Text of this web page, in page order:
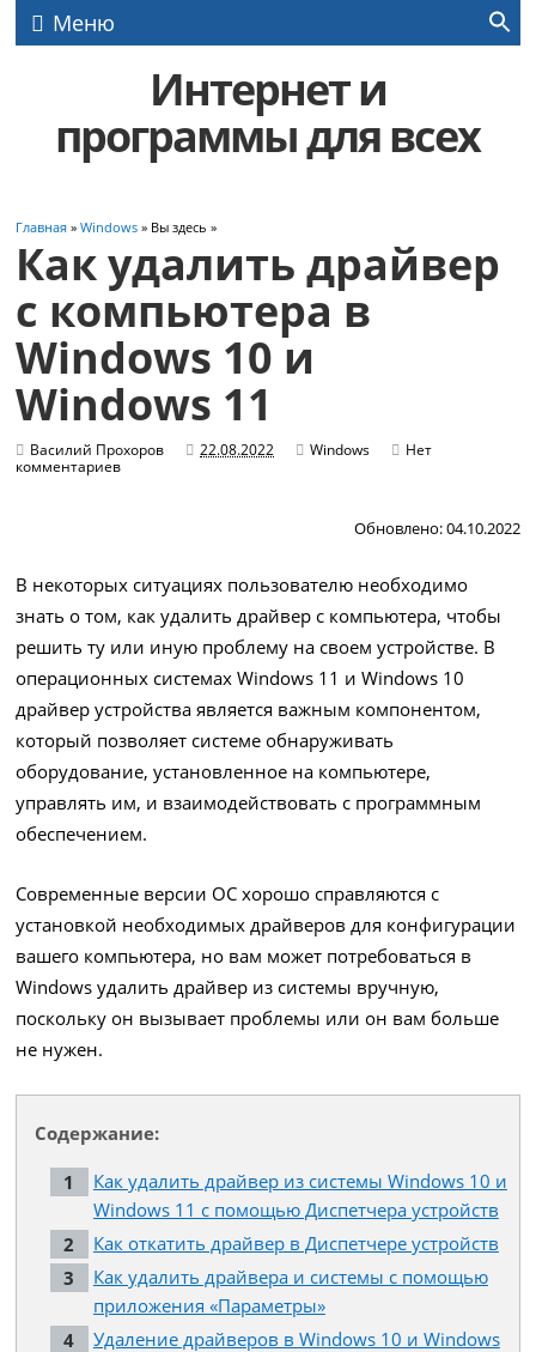
Меню
Интернет и
программы для всех
Главная »Windows » Вы здесь »
Как удалить драйвер
с компьютера в
Windows 10 и
Windows 11
Василий Прохоров 22.08.2022 Windows
Нет
комментариев
Обновлено: 04.10.2022
В некоторых ситуациях пользователю необходимо
знать о том, как удалить драйвер с компьютера, чтобы
решить ту или иную проблему на своем устройстве. В
операционных системах Windows 11 и Windows 10
драйвер устройства является важным компонентом,
который позволяет системе обнаруживать
оборудование, установленное на компьютере,
управлять им, и взаимодействовать с программным
обеспечением.
Современные версии ОС хорошо справляются с
установкой необходимых драйверов для конфигурации
вашего компьютера, но вам может потребоваться в
Windows удалить драйвер из системы вручную,
поскольку он вызывает проблемы или он вам больше
не нужен.
Содержание:
Как удалить драйвер из системы Windows 10 и
Windows 11 с помощью Диспетчера устройств
Как откатить драйвер в Диспетчере устройств
Как удалить драйвера и системы с помощью
приложения «Параметры»
Удаление драйверов в Windows 10 и Windows